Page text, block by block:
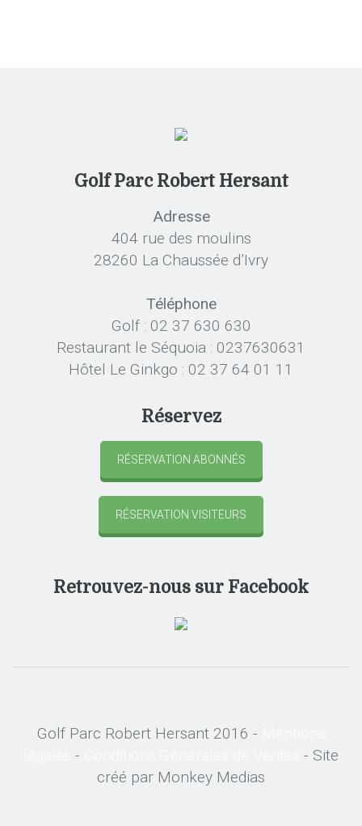
Golf Parc Robert Hersant
Adresse
404 rue des moulins
28260 La Chaussée d’Ivry
Téléphone
Golf : 02 37 630 630
Restaurant le Séquoia : 0237630631
Hôtel Le Ginkgo : 02 37 64 01 11
Réservez
RÉSERVATION ABONNÉS
RÉSERVATION VISITEURS
Retrouvez-nous sur Facebook
Golf Parc Robert Hersant 2016 -
-
- Site
créé par Monkey Medias